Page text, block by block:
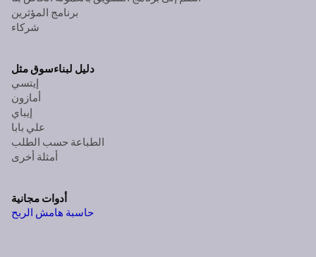
برنامج المؤثرين
شركاء
دليل لبناءسوق مثل
إيتسي
أمازون
إيباي
علي بابا
الطباعة حسب الطلب
أمثلة أخرى
أدوات مجانية
حاسبة هامش الربح